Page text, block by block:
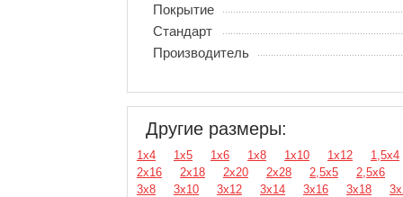
Покрытие
Стандарт
Производитель
Другие размеры:
1х4 1х5 1х6 1х8 1х10 1х12
1,5х4
2х16
2х18 2х20 2х28 2,5х5
2,5х6
3х8
3х10 3х12 3х14 3х16 3х18